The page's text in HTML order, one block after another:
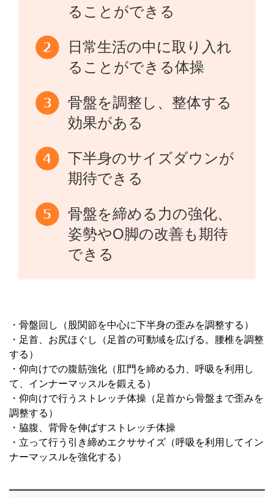
ることができる
日常生活の中に取り入れ
ることができる体操
骨盤を調整し、整体する
効果がある
下半身のサイズダウンが
期待できる
骨盤を締める力の強化、
姿勢やO脚の改善も期待
できる
・骨盤回し（股関節を中心に下半身の歪みを調整する）
・足首、お尻ほぐし（足首の可動域を広げる。腰椎を調整
する）
・仰向けでの腹筋強化（肛門を締める力、呼吸を利用し
て、インナーマッスルを鍛える）
・仰向けで行うストレッチ体操（足首から骨盤まで歪みを
調整する）
・脇腹、背骨を伸ばすストレッチ体操
・立って行う引き締めエクササイズ（呼吸を利用してイン
ナーマッスルを強化する）